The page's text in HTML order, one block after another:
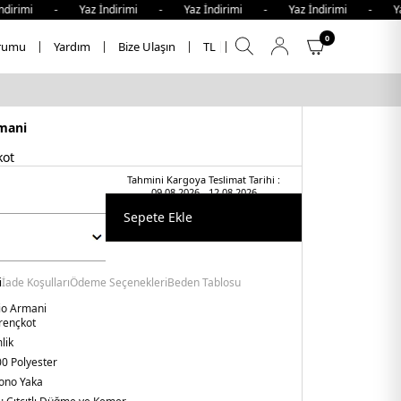
- Yaz İndirimi - Yaz İndirimi - Yaz İndirimi
Yardım Bize Ulaşın TL
0
Tahmini Kargoya Teslimat Tarihi :
09.08.2026 - 12.08.2026
Sepete Ekle
İade KoşullarıÖdeme SeçenekleriBeden Tablosu
Armani
Polyester
Yaka